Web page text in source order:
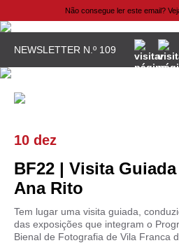
Não consegue ler este email?
NEWSLETTER N.º 109
10 dez
BF22 | Visita
Ana Rito
Tem lugar uma visita guiada,
das exposições que integram o
Bienal de Fotografia de Vila Franca